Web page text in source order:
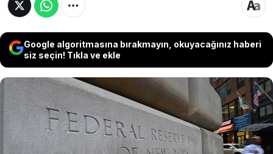
Google algoritmasına bırakmayın, okuyacağınız haberi
siz seçin! Tıkla ve ekle
Küresel piyasalar, ABD enflasyon verilerinin
açıklanacağı güne odaklanmış durumda. ABD
ekonomisinin "yumuşak iniş" yapabileceğine dair
beklentilerle birlikte piyasalar olumlu bir seyir